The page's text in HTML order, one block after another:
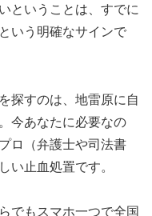
ということは、すでに
いう明確なサインで
探すのは、地雷原に自
今あなたに必要なの
ロ（弁護士や司法書
い止血処置です。
でもスマホ一つで全国